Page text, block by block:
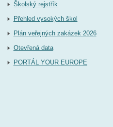
Školský rejstřík
Přehled vysokých škol
Plán veřejných zakázek 2026
Otevřená data
PORTÁL YOUR EUROPE